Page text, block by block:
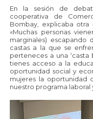
En la sesión de
cooperativa de
Bombay, explicaba
«Muchas personas
marginales) escapando
castas a la que se
perteneces a una ‘casta
tienes acceso a la
oportunidad social y
mujeres la oportunidad
nuestro programa laboral